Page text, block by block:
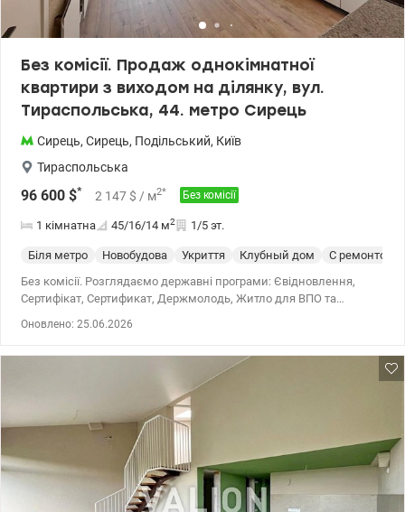
Без комісії. Продаж однокімнатної
квартири з виходом на ділянку, вул.
Тираспольська, 44. метро Сирець
Сирець, Сирець, Подільський, Київ
Тираспольська
96 600 $* 2 147 $ / м2* Без комісії
1 кімнатна 45/16/14 м2 1/5 эт.
Біля метро Новобудова Укриття Клубный дом
С ремонтом
Без комісії. Розглядаємо державні програми: Євідновлення,
Сертифікат, Сертификат, Держмолодь, Житло для ВПО та
(євродвушка) з виходом на ділянку в Подільському районі, ЖК
Розташована на 1 поверсі 5-поверхового утепленого будинку. За
рахунок того що є цокольний поверх, знаходиться високо над
землею і є теплою. Загальна площа 44,3 кв.м. Комплекс із
закритою територією, камерами відеоспостереження, з
великим паркінгом. Знаходиться серед парків та скверу. Поруч із
ЖК знаходяться: дитячий садок, навчальні заклади, спортивний
коплекс, магазини, кафе, банкомати, салони, аптеки, нова
пошта. Зупинки громадського транспорту та міської електрички .
До метро Сирець 5-10 хвилин пішки. Великий досвід допомоги
Оновлено: 25.06.2026